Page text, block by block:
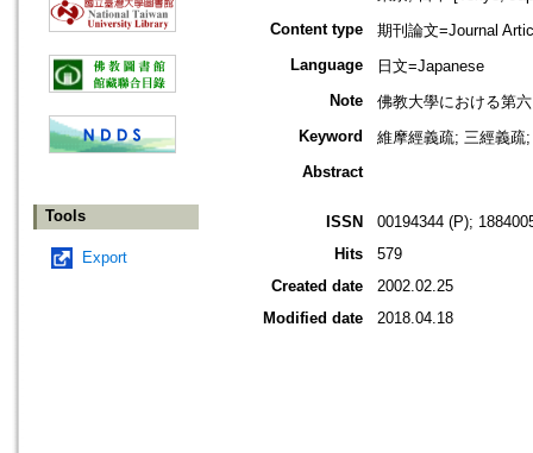
Tools
Export
Content type
期刊論文=Journal
Language
日文=Japanese
Note
佛教大學における第
Keyword
維摩經義疏; 三經義疏
Abstract
ISSN
00194344 (P);
Hits
579
Created date
2002.02.25
Modified date
2018.04.18